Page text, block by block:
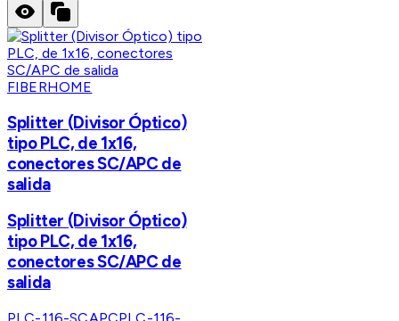
FIBERHOME
Splitter (Divisor Óptico)
tipo PLC, de 1x16,
conectores SC/APC de
salida
Splitter (Divisor Óptico)
tipo PLC, de 1x16,
conectores SC/APC de
salida